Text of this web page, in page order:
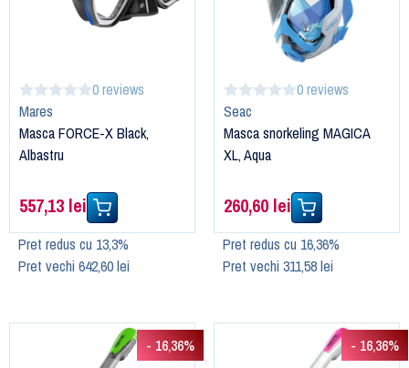
0 reviews
Mares
Masca FORCE-X Black,
Albastru
557,13 lei
Pret redus cu 13,3%
Pret vechi 642,60 lei
0 reviews
Seac
Masca snorkeling MAGICA
XL, Aqua
260,60 lei
Pret redus cu 16,36%
Pret vechi 311,58 lei
- 16,36% - 16,36%